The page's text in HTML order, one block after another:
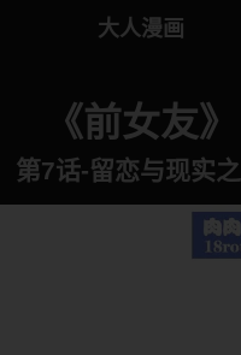
大人漫画
《前女友》
第7话-留恋与现实